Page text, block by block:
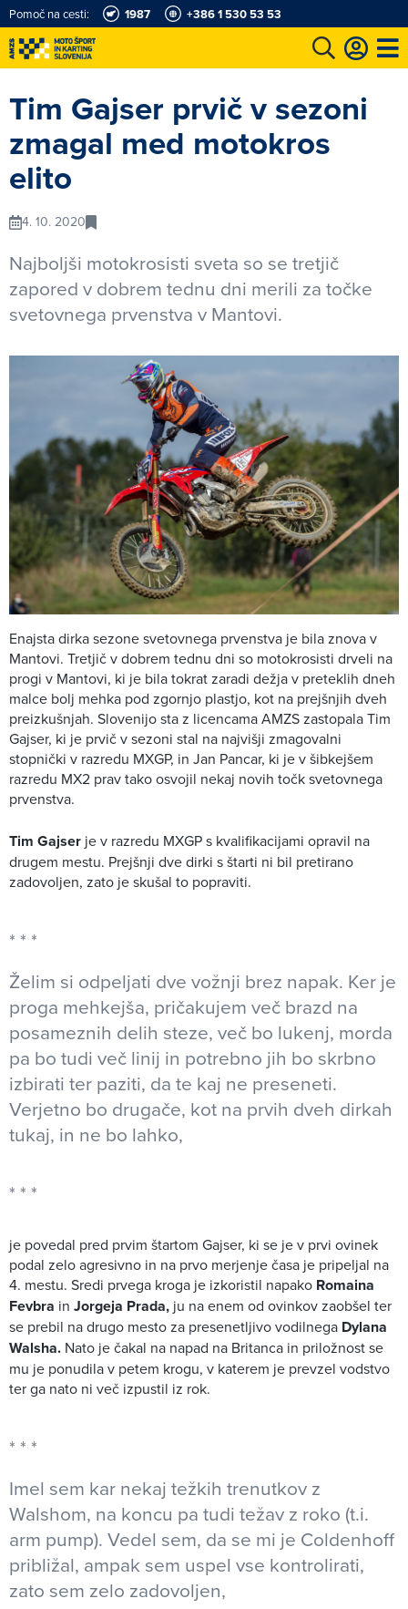
Pomoč na cesti: 1987 +386 1 530 53 53
Tim Gajser prvič v sezoni
zmagal med motokros
elito
4. 10. 2020
Najboljši motokrosisti sveta so se tretjič
zapored v dobrem tednu dni merili za točke
svetovnega prvenstva v Mantovi.
Enajsta dirka sezone svetovnega prvenstva je bila znova v
Mantovi. Tretjič v dobrem tednu dni so motokrosisti drveli na
progi v Mantovi, ki je bila tokrat zaradi dežja v preteklih dneh
malce bolj mehka pod zgornjo plastjo, kot na prejšnjih dveh
preizkušnjah. Slovenijo sta z licencama AMZS zastopala Tim
Gajser, ki je prvič v sezoni stal na najvišji zmagovalni
stopnički v razredu MXGP, in Jan Pancar, ki je v šibkejšem
razredu MX2 prav tako osvojil nekaj novih točk svetovnega
prvenstva.
Tim Gajser je v razredu MXGP s kvalifikacijami opravil na
drugem mestu. Prejšnji dve dirki s štarti ni bil pretirano
zadovoljen, zato je skušal to popraviti.
Želim si odpeljati dve vožnji brez napak. Ker je
proga mehkejša, pričakujem več brazd na
posameznih delih steze, več bo lukenj, morda
pa bo tudi več linij in potrebno jih bo skrbno
izbirati ter paziti, da te kaj ne preseneti.
Verjetno bo drugače, kot na prvih dveh dirkah
tukaj, in ne bo lahko,
je povedal pred prvim štartom Gajser, ki se je v prvi ovinek
podal zelo agresivno in na prvo merjenje časa je pripeljal na
4. mestu. Sredi prvega kroga je izkoristil napako Romaina
Fevbra in Jorgeja Prada, ju na enem od ovinkov zaobšel ter
se prebil na drugo mesto za presenetljivo vodilnega Dylana
Walsha. Nato je čakal na napad na Britanca in priložnost se
mu je ponudila v petem krogu, v katerem je prevzel vodstvo
ter ga nato ni več izpustil iz rok.
Imel sem kar nekaj težkih trenutkov z
Walshom, na koncu pa tudi težav z roko (t.i.
arm pump). Vedel sem, da se mi je Coldenhoff
približal, ampak sem uspel vse kontrolirati,
zato sem zelo zadovoljen,